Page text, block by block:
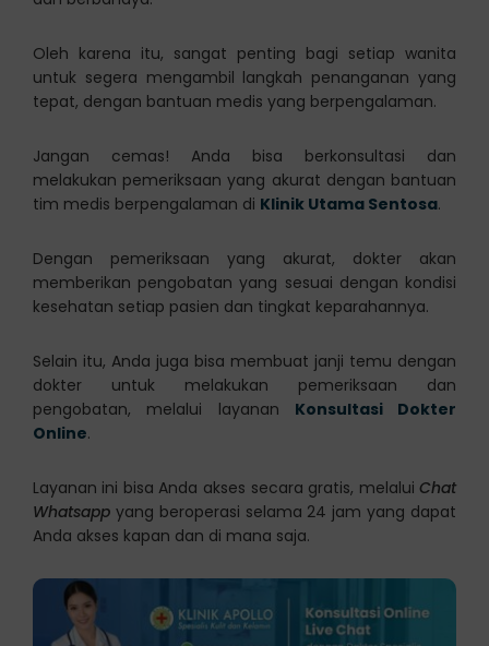
Oleh karena itu, sangat penting bagi setiap wanita
untuk segera mengambil langkah penanganan yang
tepat, dengan bantuan medis yang berpengalaman.
Jangan cemas! Anda bisa berkonsultasi dan
melakukan pemeriksaan yang akurat dengan bantuan
tim medis berpengalaman di Klinik Utama Sentosa.
Dengan pemeriksaan yang akurat, dokter akan
memberikan pengobatan yang sesuai dengan kondisi
kesehatan setiap pasien dan tingkat keparahannya.
Selain itu, Anda juga bisa membuat janji temu dengan
dokter untuk melakukan pemeriksaan dan
pengobatan, melalui layanan Konsultasi Dokter
Online.
Layanan ini bisa Anda akses secara gratis, melaluiChat
Whatsappyang beroperasi selama 24 jam yang dapat
Anda akses kapan dan di mana saja.